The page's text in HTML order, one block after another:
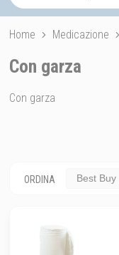
Home Medicazione
Con garza
Con garza
ORDINA Best Buy